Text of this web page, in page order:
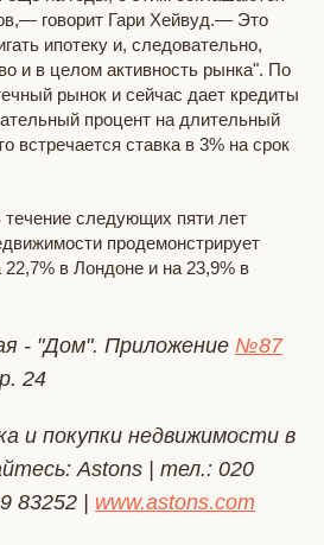
говорит Гари Хейвуд.— Это
ипотеку и, следовательно,
и в целом активность рынка". По
рынок и сейчас дает кредиты
процент на длительный
встречается ставка в 3% на срок
течение следующих пяти лет
продемонстрирует
в Лондоне и на 23,9% в
- "Дом". Приложение №87
24
и покупки недвижимости в
Astons | тел.: 020
83252 | www.astons.com